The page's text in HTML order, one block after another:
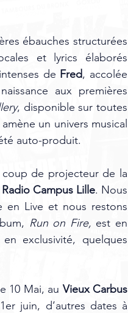
ébauches structurées
et lyrics élaborés
de Fred, accolée
aux premières
, disponible sur toutes
amène un univers musical
auto-produit.
de projecteur de la
Radio Campus Lille. Nous
en Live et nous restons
Run on Fire, est en
exclusivité, quelques
10 Mai, au Vieux Carbus
juin, d’autres dates à